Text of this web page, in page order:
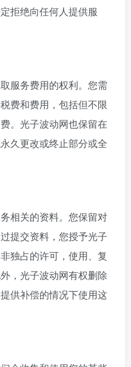
拒绝向任何人提供服
服务费用的权利。您需
费和费用，包括但不限
。光子波动网也保留在
久更改或终止部分或全
相关的资料。您保留对
提交资料，您授予光子
独占的许可，使用、复
，光子波动网有权删除
供补偿的情况下使用这